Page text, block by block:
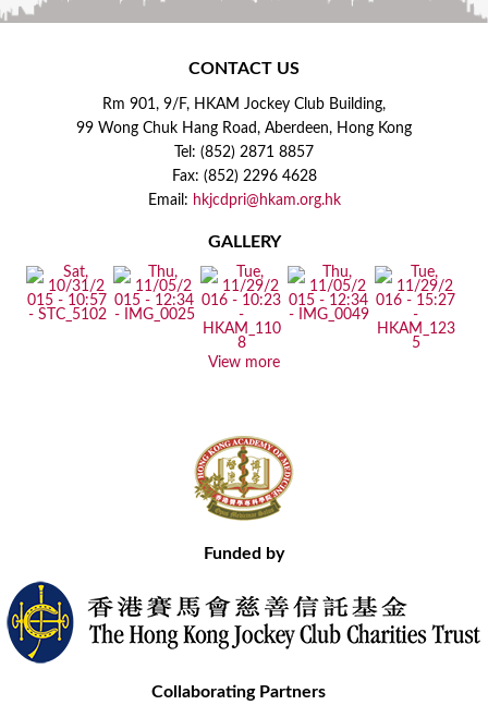
CONTACT US
Rm 901, 9/F, HKAM Jockey Club Building,
99 Wong Chuk Hang Road, Aberdeen, Hong Kong
Tel: (852) 2871 8857
Fax: (852) 2296 4628
Email: hkjcdpri@hkam.org.hk
GALLERY
View more
Funded by
Collaborating Partners